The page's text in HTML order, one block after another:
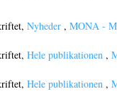
Nyheder , MONA -
Hele publikationen ,
Hele publikationen ,